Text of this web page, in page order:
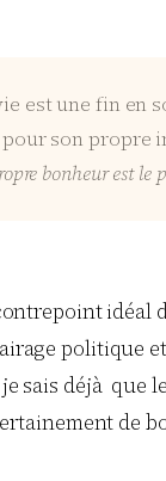
est une fin en
son
bonheur est
politique
déjà que
de